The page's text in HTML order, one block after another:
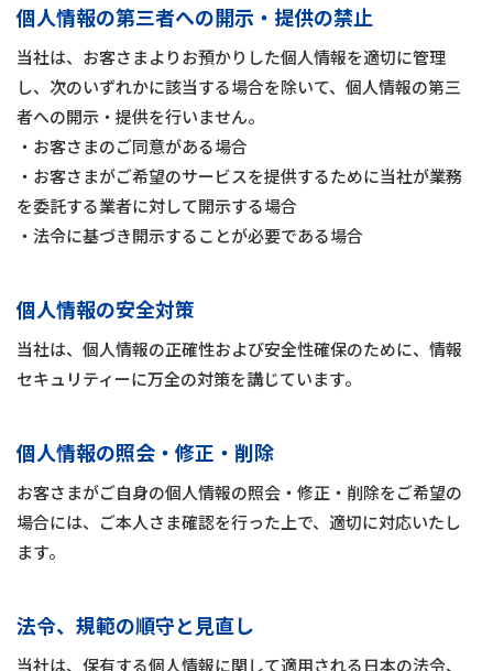
個人情報の第三者への開示・提供の禁止
当社は、お客さまよりお預かりした個人情報を適切に管理
し、次のいずれかに該当する場合を除いて、個人情報の第三
者への開示・提供を行いません。
・お客さまのご同意がある場合
・お客さまがご希望のサービスを提供するために当社が業務
を委託する業者に対して開示する場合
・法令に基づき開示することが必要である場合
個人情報の安全対策
当社は、個人情報の正確性および安全性確保のために、情報
セキュリティーに万全の対策を講じています。
個人情報の照会・修正・削除
お客さまがご自身の個人情報の照会・修正・削除をご希望の
場合には、ご本人さま確認を行った上で、適切に対応いたし
ます。
法令、規範の順守と見直し
当社は、保有する個人情報に関して適用される日本の法令、